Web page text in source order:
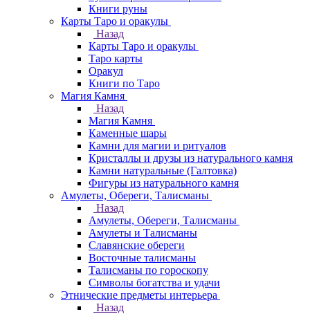
Книги руны
Карты Таро и оракулы
Назад
Карты Таро и оракулы
Таро карты
Оракул
Книги по Таро
Магия Камня
Назад
Магия Камня
Каменные шары
Камни для магии и ритуалов
Кристаллы и друзы из натурального камня
Камни натуральные (Галтовка)
Фигуры из натурального камня
Амулеты, Обереги, Талисманы
Назад
Амулеты, Обереги, Талисманы
Амулеты и Талисманы
Славянские обереги
Восточные талисманы
Талисманы по гороскопу
Символы богатства и удачи
Этнические предметы интерьера
Назад